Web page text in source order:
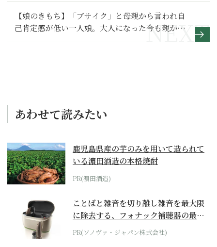
【娘のきもち】「ブサイク」と母親から言われ自
己肯定感が低い一人娘。大人になった今も親から
否定されたくない～その２～
あわせて読みたい
鹿児島県産の芋のみを用いて造られて
いる濵田酒造の本格焼酎
PR(濵田酒造)
ことばと雑音を切り離し雑音を最大限
に除去する、フォナック補聴器の最上
位モデル
PR(ソノヴァ・ジャパン株式会社)